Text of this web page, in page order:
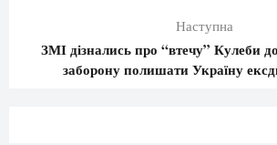
Наступна
ЗМІ дізнались про “втечу” Кулеби
заборону полишати Україну